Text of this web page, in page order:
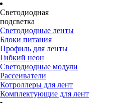
Светодиодная
подсветка
Светодиодные ленты
Блоки питания
Профиль для ленты
Гибкий неон
Светодиодные модули
Рассеиватели
Котроллеры для лент
Комплектующие для лент